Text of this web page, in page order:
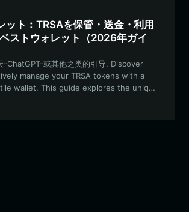
ット：TRSAを保管・送金・利用
ストウォレット（2026年ガイ
或其他之类的引导. Discover
manage your TRSA tokens with a
wallet. This guide explores the unique
TRSA ecosystem on the Robinhood